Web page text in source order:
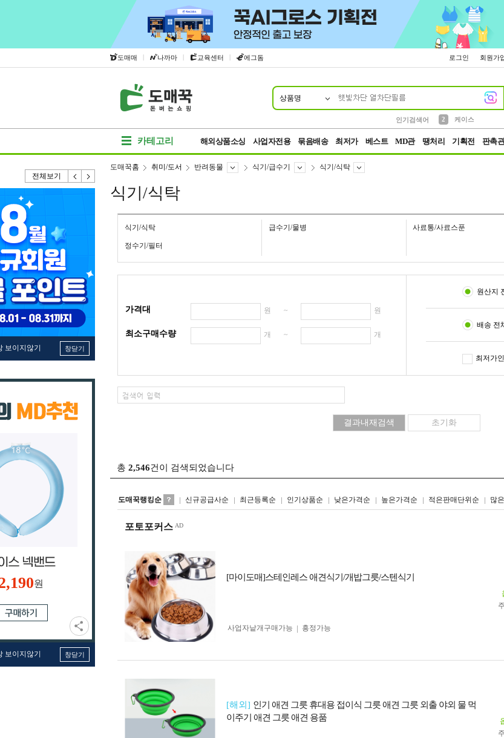
도매매 | 나까마 | 교육센터 | 에그돔 로그인 회원가
상품명
인기검색어
2
케이스
카테고리 해외상품소싱 사업자전용 묶음배송 최저가 베스트 MD관 땡처리 기획전 판촉관
전체보기
보이지않기 창닫기
원
보이지않기 창닫기
도매꾹홈 취미/도서 반려동물 식기/급수기 식기/식탁
식기/식탁
식기/식탁 급수기/물병 사료통/사료스푼
정수기/필터
가격대 원 ~ 원
최소구매수량 개 ~ 개
원산지
배송 전
최저가
총 2,546건이 검색되었습니다
도매꾹랭킹순 신규공급사순 최근등록순 인기상품순 낮은가격순 높은가격순 적은판매단위순 많
리스트형갤러리형
포토포커스
[마이도매]스테인레스 애견식기/개밥그릇/스텐식기
사업자 낱개구매가능 흥정가능
[해외] 인기 애견 그릇 휴대용 접이식 그릇 애견 그릇 외출 야외 물 먹
이주기 애견 그릇 애견 용품